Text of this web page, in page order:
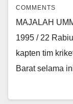
COMMENTS
MAJALAH
1995 / 22
kapten tim
Barat selama